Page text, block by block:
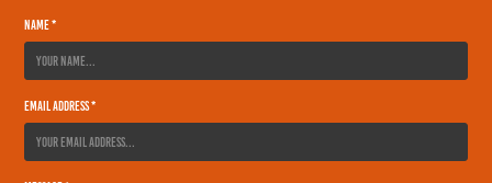
Name *
Email Address *